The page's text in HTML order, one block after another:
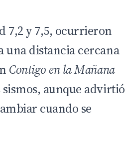
7,2 y 7,5, ocurrieron
una distancia cercana
Contigo en la Mañana
aunque advirtió
cuando se